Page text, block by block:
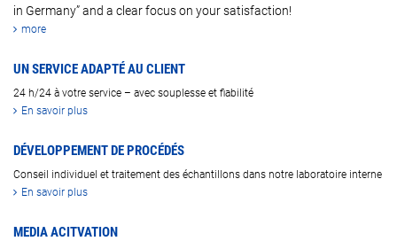
in Germany” and a clear focus on your satisfaction!
more
UN SERVICE ADAPTÉ AU CLIENT
24 h/24 à votre service – avec souplesse et fiabilité
En savoir plus
DÉVELOPPEMENT DE PROCÉDÉS
Conseil individuel et traitement des échantillons dans notre laboratoire interne
En savoir plus
MEDIA ACITVATION